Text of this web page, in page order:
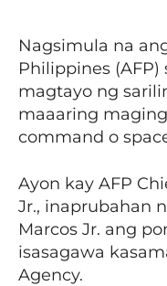
Nagsimula na
Philippines
magtayo ng
maaaring
command o
Ayon kay AFP
Jr., inaprubahan
Marcos Jr. ang
isasagawa
Agency.